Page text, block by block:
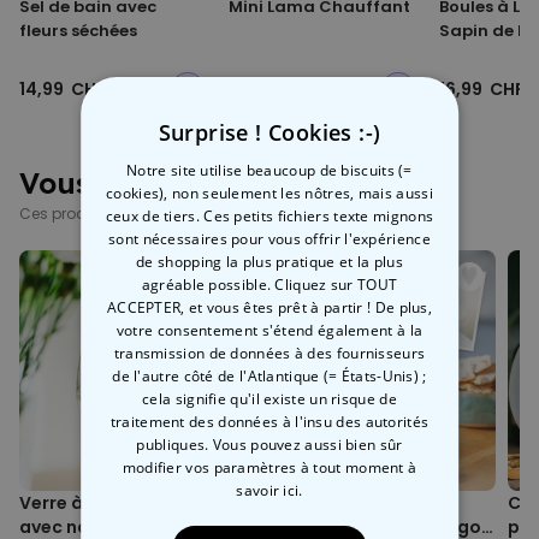
Sel de bain avec
fleurs séchées
14,99 CHF
Mini Lama Chauffant
Boules à
Sapin de
16,99 CHF
Vous avez vu ?
Ces produits pourraient aussi vous intéresser
Verre à vin personnalisé
avec nom
Chope de bière
personnalisée avec logo
Surprise ! Cookies :-)
Notre site utilise beaucoup de biscuits (=
cookies), non seulement les nôtres, mais aussi
ceux de tiers. Ces petits fichiers texte mignons
sont nécessaires pour vous offrir l'expérience
de shopping la plus pratique et la plus
agréable possible. Cliquez sur TOUT
ACCEPTER, et vous êtes prêt à partir ! De plus,
votre consentement s'étend également à la
transmission de données à des fournisseurs
de l'autre côté de l'Atlantique (= États-Unis) ;
cela signifie qu'il existe un risque de
traitement des données à l'insu des autorités
publiques. Vous pouvez aussi bien sûr
modifier vos paramètres à tout moment à
savoir ici.